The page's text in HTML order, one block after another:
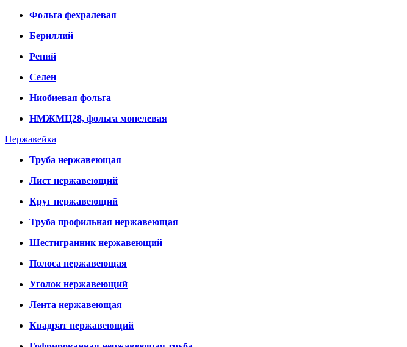
Фольга фехралевая
Бериллий
Рений
Селен
Ниобиевая фольга
НМЖМЦ28, фольга монелевая
Нержавейка
Труба нержавеющая
Лист нержавеющий
Круг нержавеющий
Труба профильная нержавеющая
Шестигранник нержавеющий
Полоса нержавеющая
Уголок нержавеющий
Лента нержавеющая
Квадрат нержавеющий